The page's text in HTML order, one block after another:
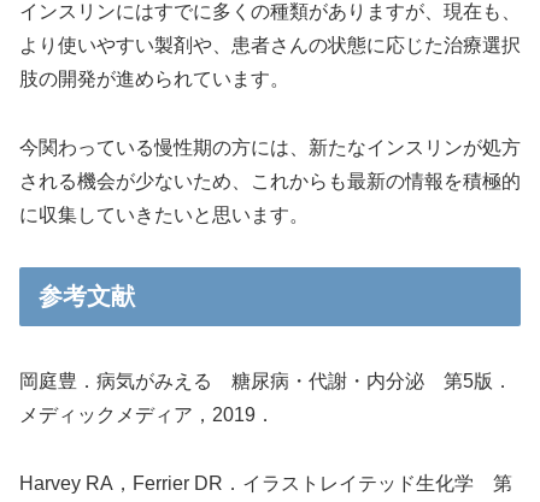
インスリンにはすでに多くの種類がありますが、現在も、
より使いやすい製剤や、患者さんの状態に応じた治療選択
肢の開発が進められています。
今関わっている慢性期の方には、新たなインスリンが処方
される機会が少ないため、これからも最新の情報を積極的
に収集していきたいと思います。
参考文献
岡庭豊．病気がみえる 糖尿病・代謝・内分泌 第5版．
メディックメディア，2019．
Harvey RA，Ferrier DR．イラストレイテッド生化学 第